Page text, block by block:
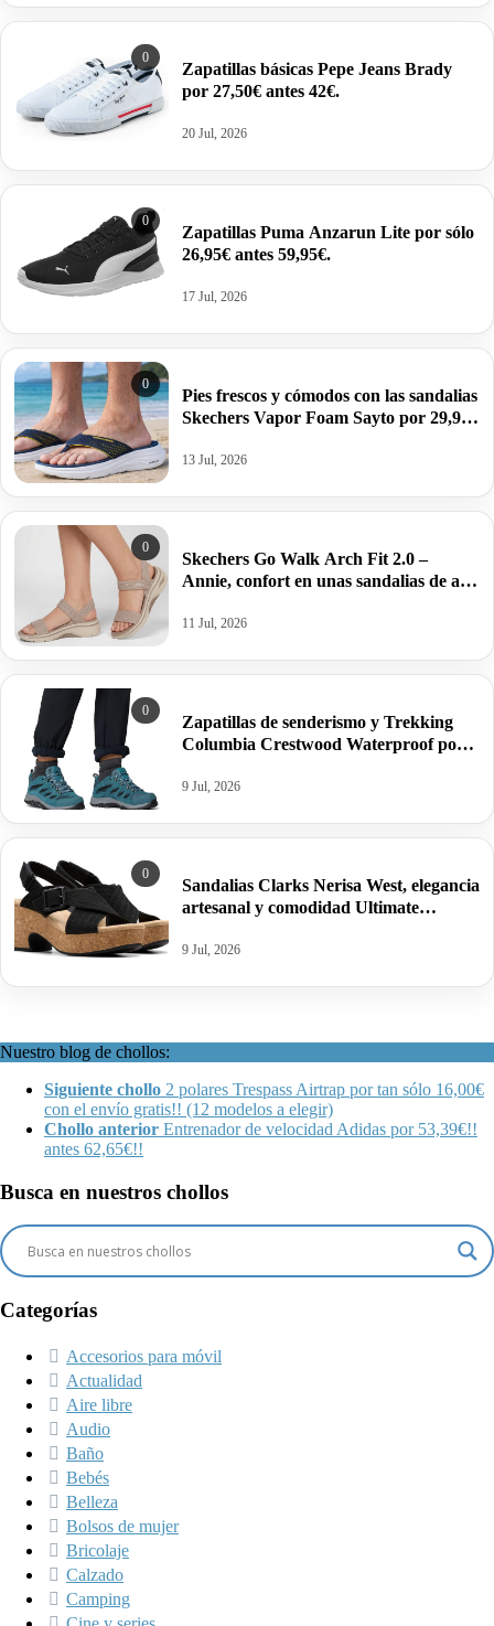
0
Zapatillas básicas Pepe Jeans Brady
por 27,50€ antes 42€.
20 Jul, 2026
0
Zapatillas Puma Anzarun Lite por sólo
26,95€ antes 59,95€.
17 Jul, 2026
0
Pies frescos y cómodos con las sandalias
Skechers Vapor Foam Sayto por 29,99€
13 Jul, 2026
0
Skechers Go Walk Arch Fit 2.0 –
Annie, confort en unas sandalias de alto
11 Jul, 2026
0
Zapatillas de senderismo y Trekking
Columbia Crestwood Waterproof por
9 Jul, 2026
0
Sandalias Clarks Nerisa West, elegancia
artesanal y comodidad Ultimate
9 Jul, 2026
Nuestro blog de chollos:
Siguiente chollo 2 polares Trespass Airtrap por tan sólo 16,00€
con el envío gratis!! (12 modelos a elegir)
Chollo anterior Entrenador de velocidad Adidas por 53,39€!!
antes 62,65€!!
Busca en nuestros chollos
Categorías
Accesorios para móvil
Actualidad
Aire libre
Audio
Baño
Bebés
Belleza
Bolsos de mujer
Bricolaje
Calzado
Camping